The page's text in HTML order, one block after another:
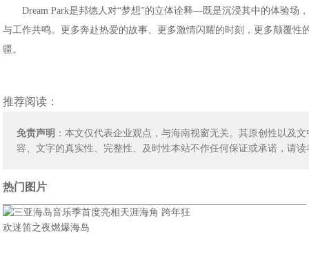
Dream Park是邦德人对“梦想”的立体诠释—既是沉浸其中的体验
与工作共鸣。更多奔赴热爱的故事、更多激情闪耀的时刻，更多颠覆
疆。
推荐阅读：
免责声明 ：本文仅代表企业观点，与海南视窗无关。其原创性以及
容、文字的真实性、完整性、及时性本站不作任何保证或承诺，请
热门图片